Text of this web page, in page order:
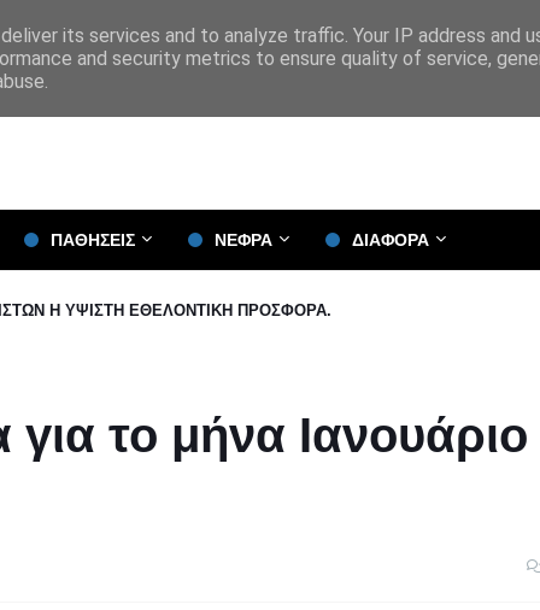
ΠΑΘΗΣΕΙΣ ΝΕΦΡΑ ΔΙΑΦΟΡΑ
Η ΥΨΙΣΤΗ ΕΘΕΛΟΝΤΙΚΗ ΠΡΟΣΦΟΡΑ.
το μήνα Ιανουάριο
its services and to analyze traffic. Your IP address and
and security metrics to ensure quality of service,